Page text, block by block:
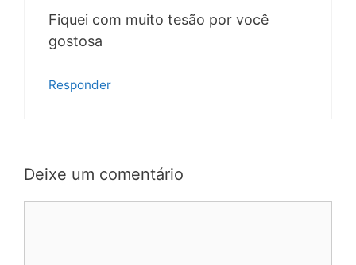
Fiquei com muito tesão por você
gostosa
Responder
Deixe um comentário